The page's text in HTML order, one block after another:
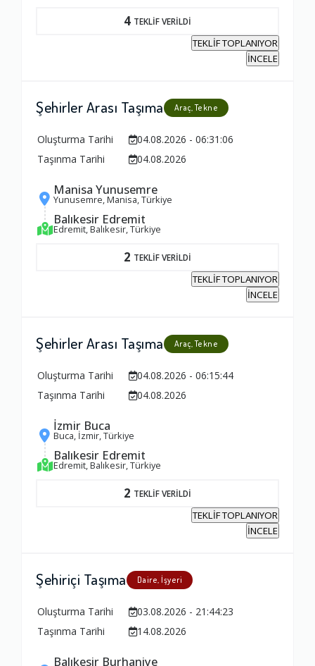
4 TEKLİF VERİLDİ
TEKLİF TOPLANIYOR
İNCELE
Şehirler Arası Taşıma Araç, Tekne
Oluşturma Tarihi
04.08.2026 - 06:31:06
Taşınma Tarihi
04.08.2026
Manisa Yunusemre
Yunusemre, Manisa, Türkiye
Balıkesir Edremit
Edremit, Balıkesir, Türkiye
2 TEKLİF VERİLDİ
TEKLİF TOPLANIYOR
İNCELE
Şehirler Arası Taşıma Araç, Tekne
Oluşturma Tarihi
04.08.2026 - 06:15:44
Taşınma Tarihi
04.08.2026
İzmir Buca
Buca, İzmir, Türkiye
Balıkesir Edremit
Edremit, Balıkesir, Türkiye
2 TEKLİF VERİLDİ
TEKLİF TOPLANIYOR
İNCELE
Şehiriçi Taşıma Daire, İşyeri
Oluşturma Tarihi
03.08.2026 - 21:44:23
Taşınma Tarihi
14.08.2026
Balıkesir Burhaniye